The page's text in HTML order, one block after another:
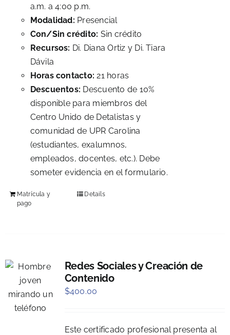
a.m. a 4:00 p.m.
Modalidad: Presencial
Con/Sin crédito: Sin crédito
Recursos: Di. Diana Ortiz y Di. Tiara
Dávila
Horas contacto: 21 horas
Descuentos: Descuento de 10%
disponible para miembros del
Centro Unido de Detalistas y
comunidad de UPR Carolina
(estudiantes, exalumnos,
empleados, docentes, etc.). Debe
someter evidencia en el formulario.
Matrícula y
pago
Details
Redes Sociales y Creación de
Contenido
$400.00
Este certificado profesional presenta al